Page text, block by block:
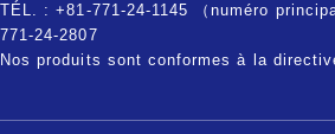
TÉL. : +81-771-24-1145 （numéro
771-24-2807
Nos produits sont conformes à la